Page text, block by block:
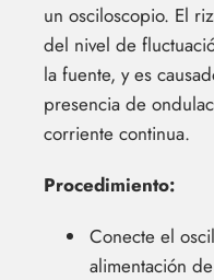
un osciloscopio. El
del nivel de
la fuente, y es
presencia de
corriente continua.
Procedimiento:
Conecte el
alimentación